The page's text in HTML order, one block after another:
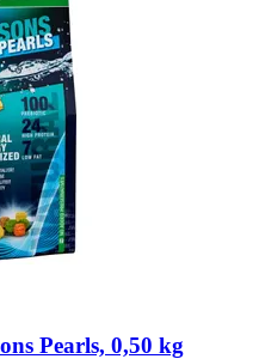
Pearls, 0,50 kg